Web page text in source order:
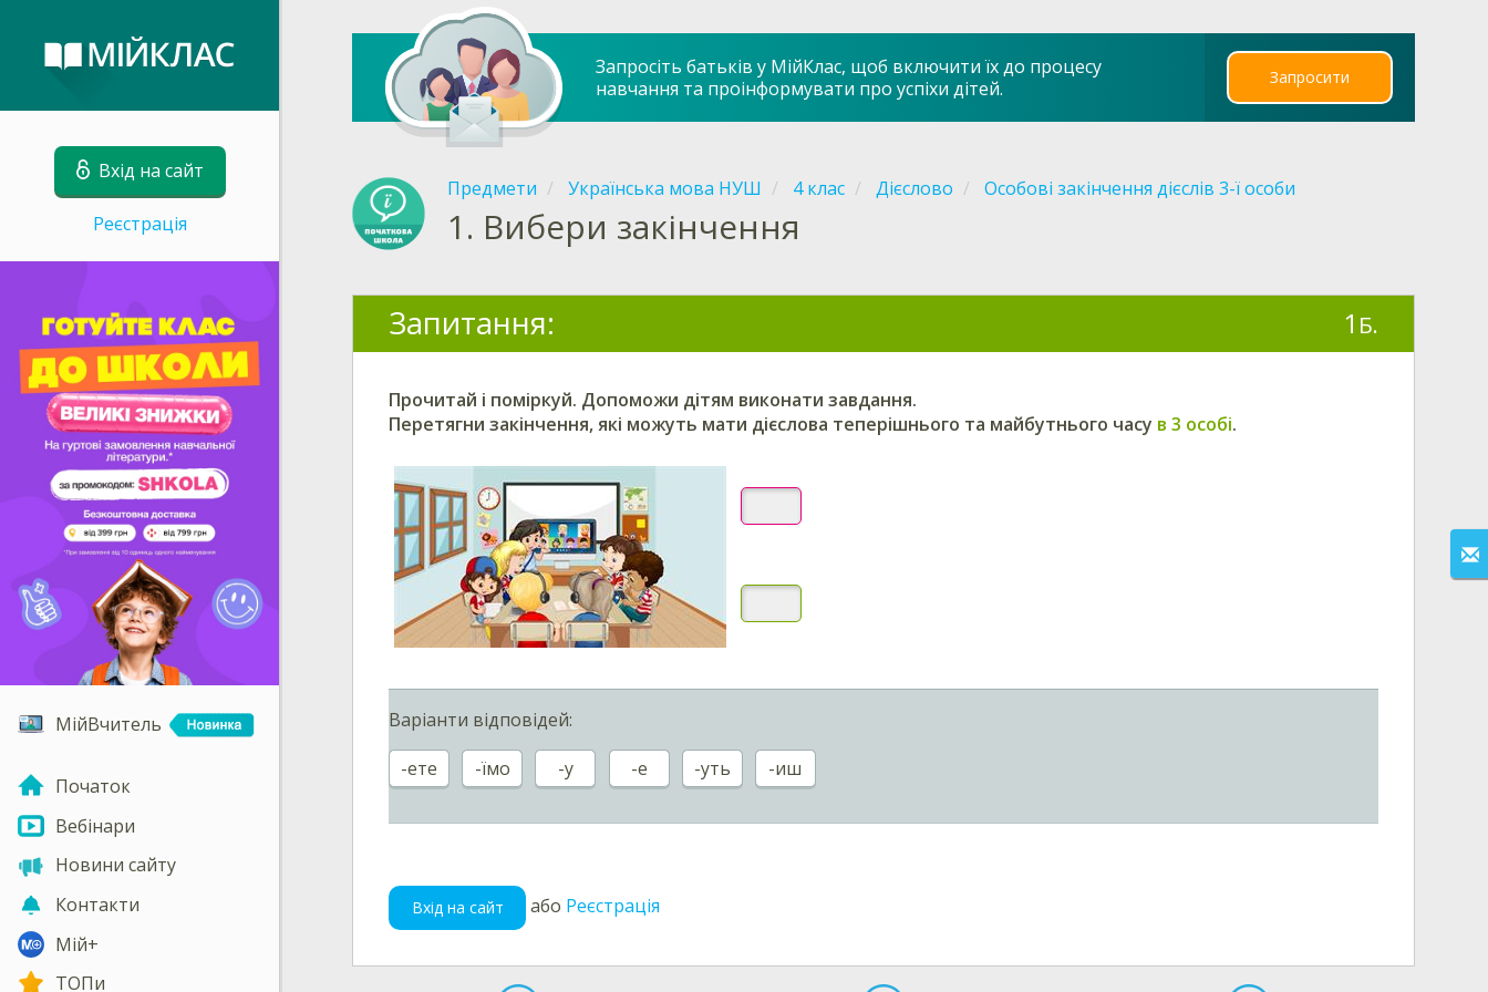
Вхід на сайт
Реєстрація
МійВчитель
Початок
Вебінари
Новини сайту
Контакти
Мій+
ТОПи
Запросіть батьків у МійКлас, щоб включити їх до процесу
навчання та проінформувати про успіхи дітей.
Запросити
Предмети Українська мова НУШ 4 клас Дієслово Особові закінчення дієслів 3-ї особи
1. Вибери закінчення
Запитання: 1 Б.
Прочитай і поміркуй. Допоможи дітям виконати завдання.
Перетягни закінчення, які можуть мати дієслова теперішнього та майбутнього часу в 3 особі.
Варіанти відповідей:
-ете
-їмо -у -е -уть -иш
Вхід на сайт або Реєстрація